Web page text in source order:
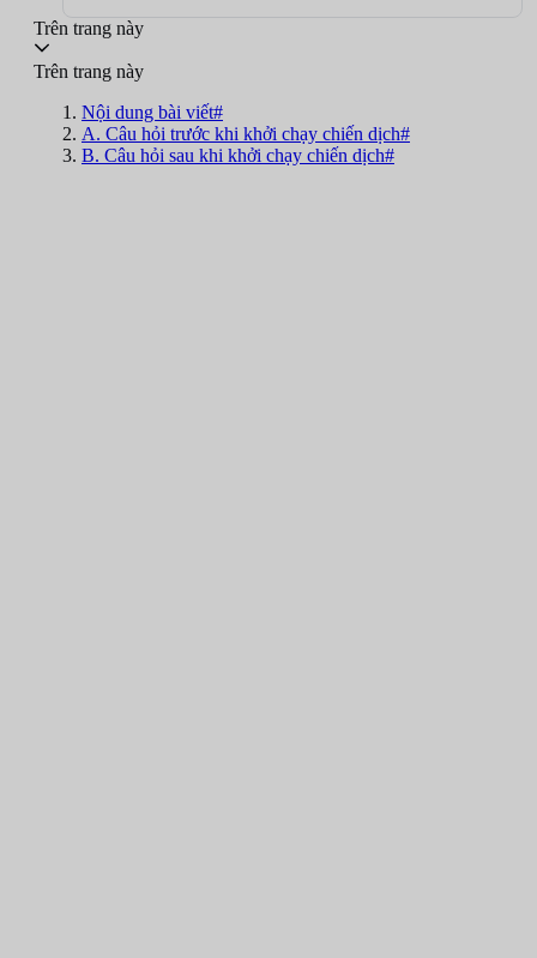
Trên trang này
Trên trang này
Nội dung bài viết#
A. Câu hỏi trước khi khởi chạy chiến dịch#
B. Câu hỏi sau khi khởi chạy chiến dịch#